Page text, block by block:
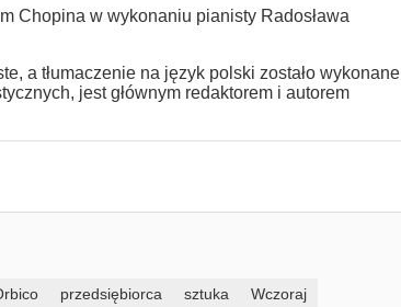
Chopina w wykonaniu pianisty Radosława
a tłumaczenie na język polski zostało wykonane
jest głównym redaktorem i autorem
przedsiębiorca sztuka Wczoraj